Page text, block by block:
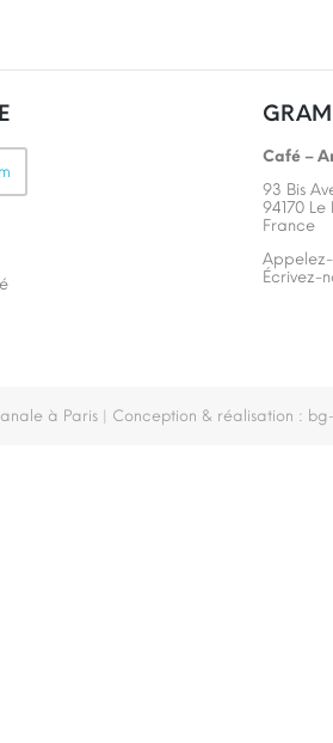
Café –
93 Bis
94170
France
Appelez-
Écrivez-
à Paris| Conception & réalisation :